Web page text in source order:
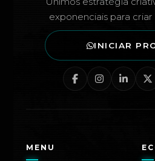
exponenciais para
INICIAR
MENU